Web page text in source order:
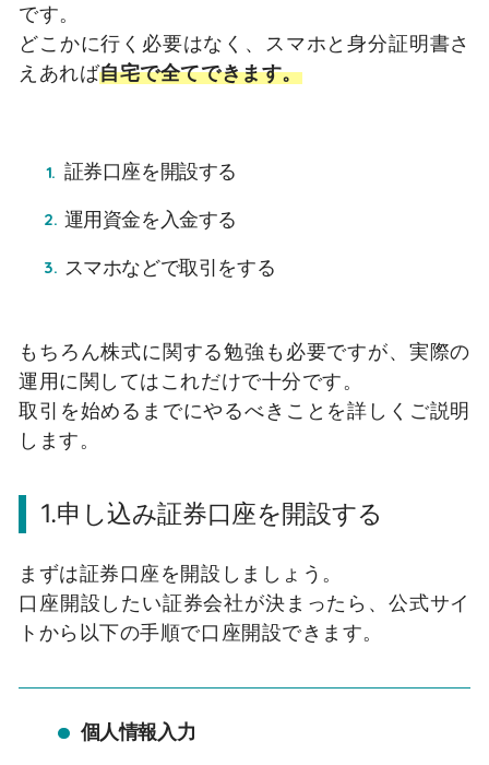
です。
どこかに行く必要はなく、スマホと身分証明書さ
えあれば自宅で全てできます。
証券口座を開設する
運用資金を入金する
スマホなどで取引をする
もちろん株式に関する勉強も必要ですが、実際の
運用に関してはこれだけで十分です。
取引を始めるまでにやるべきことを詳しくご説明
します。
1.申し込み証券口座を開設する
まずは証券口座を開設しましょう。
口座開設したい証券会社が決まったら、公式サイ
トから以下の手順で口座開設できます。
個人情報入力